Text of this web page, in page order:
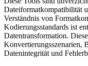
Dateiformatkompatibilität
Verständnis von
Kodierungsstandards ist
Datentransformation.
Konvertierungsszenarien,
Datenintegrität und